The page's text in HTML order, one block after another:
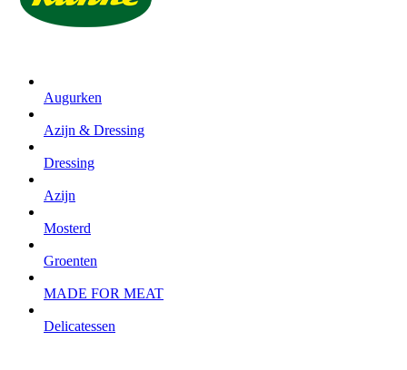
Augurken
Azijn & Dressing
Dressing
Azijn
Mosterd
Groenten
MADE FOR MEAT
Delicatessen